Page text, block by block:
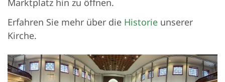
Erfahren Sie mehr über die Historie unserer
Kirche.